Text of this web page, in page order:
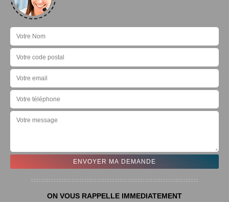
ON VOUS RAPPELLE IMMEDIATEMENT